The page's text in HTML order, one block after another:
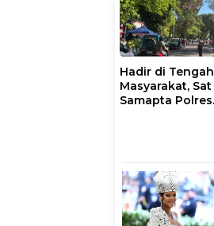
Hadir di Tengah
Masyarakat, Sat
Samapta Polres